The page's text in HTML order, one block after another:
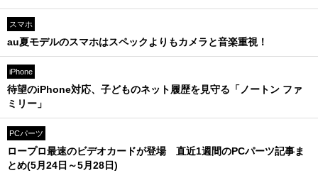
スマホ
au夏モデルのスマホはスペックよりもカメラと音楽重視！
iPhone
待望のiPhone対応、子どものネット履歴を見守る「ノートン ファ
ミリー」
PCパーツ
ロープロ最速のビデオカードが登場 直近1週間のPCパーツ記事ま
とめ(5月24日～5月28日)